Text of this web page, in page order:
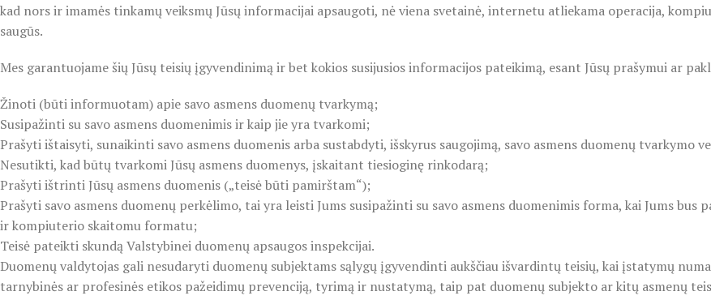
kad nors ir imamės tinkamų veiksmų Jūsų informacijai apsaugoti, nė viena svetainė, internetu atliekama operacija,
saugūs.
Mes garantuojame šių Jūsų teisių įgyvendinimą ir bet kokios susijusios informacijos pateikimą, esant Jūsų prašymui ar
Žinoti (būti informuotam) apie savo asmens duomenų tvarkymą;
Susipažinti su savo asmens duomenimis ir kaip jie yra tvarkomi;
Prašyti ištaisyti, sunaikinti savo asmens duomenis arba sustabdyti, išskyrus saugojimą, savo asmens duomenų tvarkymo
Nesutikti, kad būtų tvarkomi Jūsų asmens duomenys, įskaitant tiesioginę rinkodarą;
Prašyti ištrinti Jūsų asmens duomenis („teisė būti pamirštam“);
Prašyti savo asmens duomenų perkėlimo, tai yra leisti Jums susipažinti su savo asmens duomenimis forma, kai Jums bus
ir kompiuterio skaitomu formatu;
Teisė pateikti skundą Valstybinei duomenų apsaugos inspekcijai.
Duomenų valdytojas gali nesudaryti duomenų subjektams sąlygų įgyvendinti aukščiau išvardintų teisių, kai įstatymų
tarnybinės ar profesinės etikos pažeidimų prevenciją, tyrimą ir nustatymą, taip pat duomenų subjekto ar kitų asmenų